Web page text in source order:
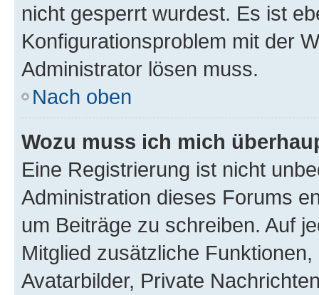
nicht gesperrt wurdest. Es ist
Konfigurationsproblem mit der
Administrator lösen muss.
Nach oben
Wozu muss ich mich
Eine Registrierung ist nicht
Administration dieses Forums
um Beiträge zu schreiben. Auf
Mitglied zusätzliche
Avatarbilder, Private